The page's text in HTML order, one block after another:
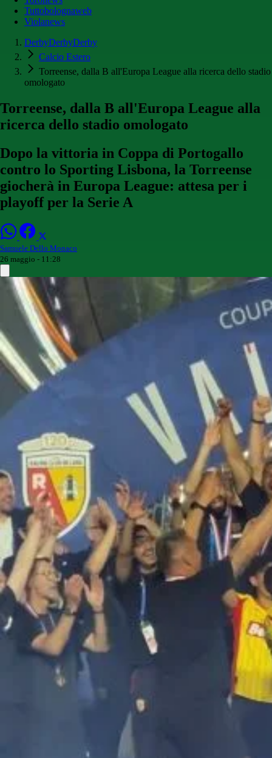
Tuttobolognaweb
Violanews
DerbyDerbyDerby
Calcio Estero
Torreense, dalla B all'Europa League alla ricerca dello stadio
omologato
Torreense, dalla B all'Europa League alla
ricerca dello stadio omologato
Dopo la vittoria in Coppa di Portogallo
contro lo Sporting Lisbona, la Torreense
giocherà in Europa League: attesa per i
playoff per la Serie A
Samuele Dello Monaco
26 maggio - 11:28